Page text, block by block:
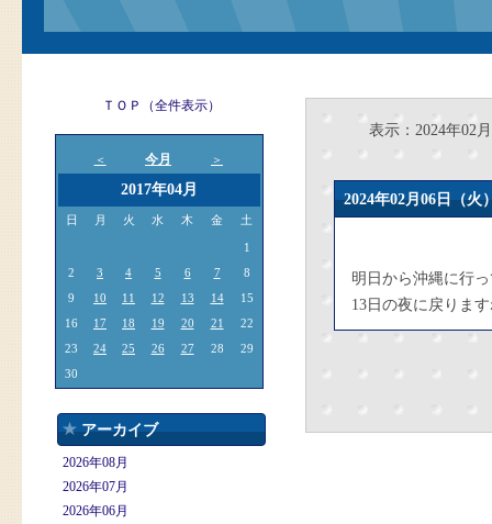
ＴＯＰ（全件表示）
＜ 今月 ＞
2017年04月
日 月 火 水 木 金 土
1
2
3 4 5 6 7
8
9
10 11 12 13 14
15
16
17 18 19 20 21
22
23
24 25 26 27 28
29
30
アーカイブ
2026年08月
2026年07月
2026年06月
表示：2024年02月
2024年02月06日
明日から沖縄に行
13日の夜に戻りま